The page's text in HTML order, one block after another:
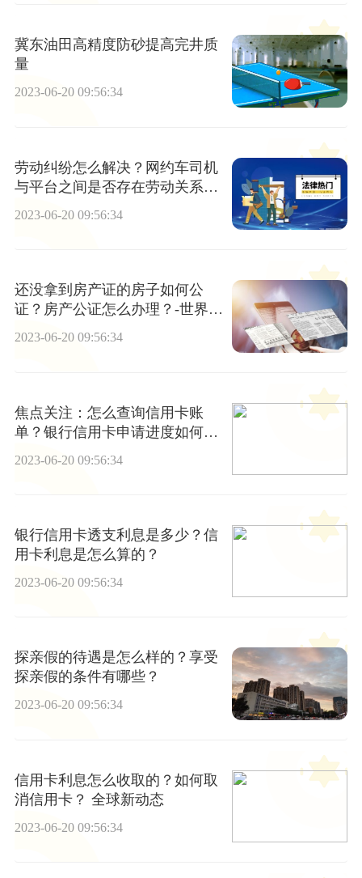
冀东油田高精度防砂提高完井质
量
2023-06-20 09:56:34
劳动纠纷怎么解决？网约车司机
与平台之间是否存在劳动关系？|
2023-06-20 09:56:34
还没拿到房产证的房子如何公
证？房产公证怎么办理？-世界快
报
2023-06-20 09:56:34
焦点关注：怎么查询信用卡账
单？银行信用卡申请进度如何查
2023-06-20 09:56:34
银行信用卡透支利息是多少？信
用卡利息是怎么算的？
2023-06-20 09:56:34
探亲假的待遇是怎么样的？享受
探亲假的条件有哪些？
2023-06-20 09:56:34
信用卡利息怎么收取的？如何取
消信用卡？ 全球新动态
2023-06-20 09:56:34